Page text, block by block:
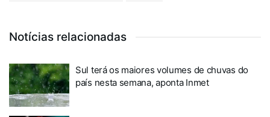
Notícias relacionadas
Sul terá os maiores volumes de chuvas do
país nesta semana, aponta Inmet